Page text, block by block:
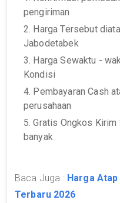
pengiriman
2. Harga Tersebut
Jabodetabek
3. Harga Sewaktu -
Kondisi
4. Pembayaran Cash
perusahaan
5. Gratis Ongkos
banyak
Baca Juga : Harga
Terbaru 2026